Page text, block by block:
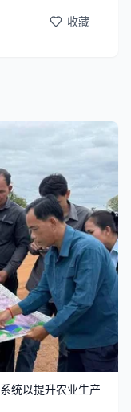
收藏
统以提升农业生产